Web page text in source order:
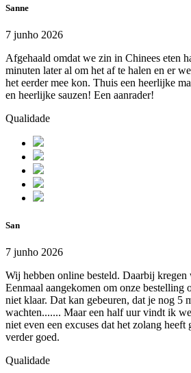
Sanne
7 junho 2026
Afgehaald omdat we zin in Chinees eten
minuten later al om het af te halen en er
het eerder mee kon. Thuis een heerlijke
en heerlijke sauzen! Een aanrader!
Qualidade
San
7 junho 2026
Wij hebben online besteld. Daarbij kregen
Eenmaal aangekomen om onze bestelling
niet klaar. Dat kan gebeuren, dat je nog 5
wachten....... Maar een half uur vindt ik
niet even een excuses dat het zolang heeft
verder goed.
Qualidade